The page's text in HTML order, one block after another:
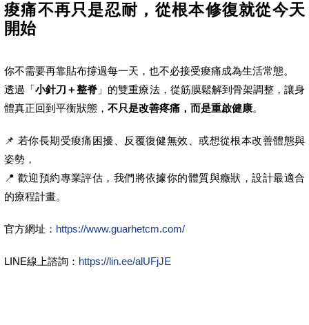
痠痛不再只是忍耐，從根本修復就從今天
開始
你不需要再靠貼布撐過每一天，也不必接受痠痛成為生活常態。
透過「小針刀＋整脊 」的雙重療法，從筋膜鬆解到骨架調整，讓身
體真正回到平衡狀態， 不只是改善疼痛，而是重啟健康。
📌 若你長期受痠痛困擾、反覆復健無效、或想從根本改善體態與
姿勢，
📍 歡迎預約專業評估，我們將依據你的體質與癥狀，設計最適合
的療程計畫。
官方網址： https://www.guarhetcm.com/
LINE線上諮詢： https://lin.ee/alUFjJE